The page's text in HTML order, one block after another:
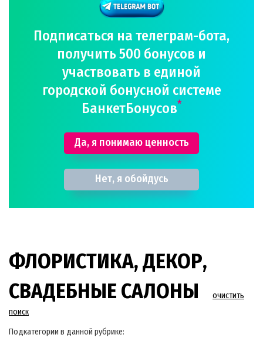
Подписаться на телеграм-бота,
получить 500 бонусов и
участвовать в единой
городской бонусной системе
БанкетБонусов*
Да, я понимаю ценность
Нет, я обойдусь
ФЛОРИСТИКА, ДЕКОР,
СВАДЕБНЫЕ САЛОНЫ
очистить
поиск
Подкатегории в данной рубрике: